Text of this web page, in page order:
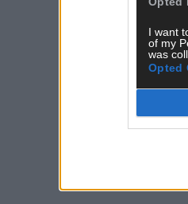
I want
of my
was
Opted